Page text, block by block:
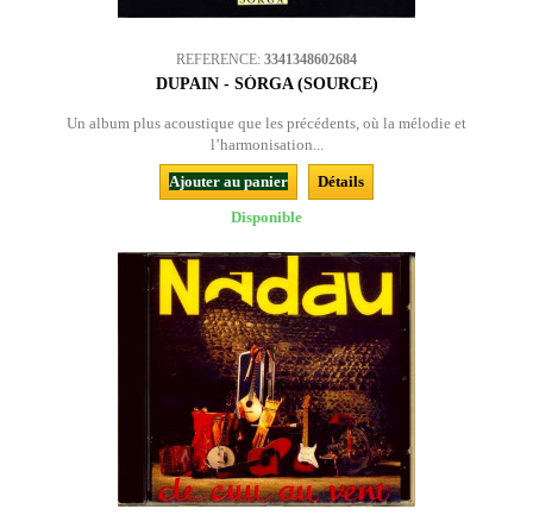
REFERENCE: 3341348602684
DUPAIN - SÒRGA (SOURCE)
Un album plus acoustique que les précédents, où la mélodie et
l’harmonisation...
Ajouter au panier
Détails
Disponible